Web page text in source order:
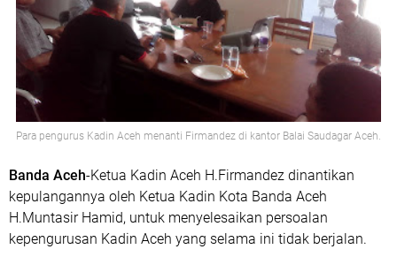
Para pengurus Kadin Aceh menanti Firmandez di kantor Balai Saudagar Aceh.
Banda Aceh-Ketua Kadin Aceh H.Firmandez dinantikan
kepulangannya oleh Ketua Kadin Kota Banda Aceh
H.Muntasir Hamid, untuk menyelesaikan persoalan
kepengurusan Kadin Aceh yang selama ini tidak berjalan.